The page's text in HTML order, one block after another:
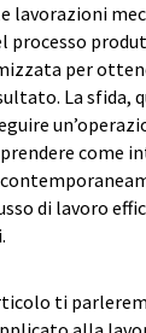
lavorazioni
processo
per
La sfida,
come
di lavoro
ti